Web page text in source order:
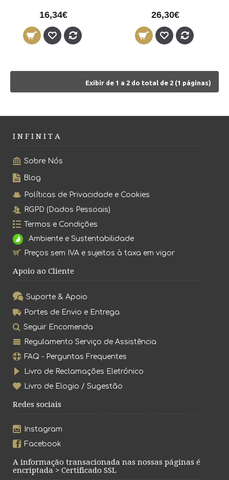
16,34€ 26,30€
Exibir de 1 a 2 do total de 2 (1 páginas)
I N F I N I T A
Sobre Nós
Blog
Políticas de Privacidade e Cookies
RGPD (Dados Pessoais)
Termos e Condições
Ambiente e Sustentabilidade
Preços sem IVA e sujeitos à taxa em vigor
Apoio ao Cliente
Suporte & Apoio
Portes de Envio e Entrega
Seguir Encomenda
Regulamento Serviço de Assistência
FAQ - Perguntas Frequentes
Livro de Reclamações Eletrónico
Livro de Elogio / Sugestão
Redes sociais
Instagram
Facebook
A informação transacionada nas nossas páginas é
encriptada > Certificado SSL